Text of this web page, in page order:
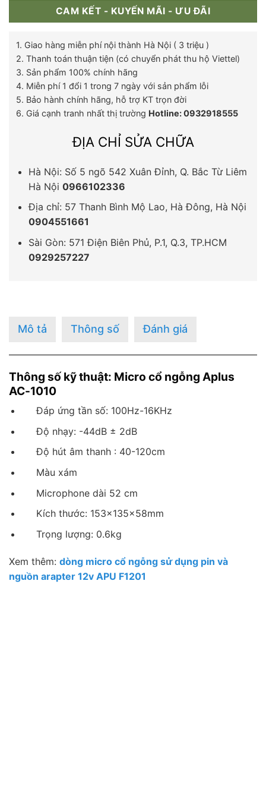
CAM KẾT - KUYẾN MÃI - ƯU ĐÃI
1. Giao hàng miễn phí nội thành Hà Nội ( 3 triệu )
2. Thanh toán thuận tiện (có chuyển phát thu hộ Viettel)
3. Sản phẩm 100% chính hãng
4. Miễn phí 1 đổi 1 trong 7 ngày với sản phẩm lỗi
5. Bảo hành chính hãng, hỗ trợ KT trọn đời
6. Giá cạnh tranh nhất thị trường Hotline: 0932918555
ĐỊA CHỈ SỬA CHỮA
Hà Nội: Số 5 ngõ 542 Xuân Đỉnh, Q. Bắc Từ Liêm
Hà Nội 0966102336
Địa chỉ: 57 Thanh Bình Mộ Lao, Hà Đông, Hà Nội
0904551661
Sài Gòn: 571 Điện Biên Phủ, P.1, Q.3, TP.HCM
0929257227
Mô tả Thông số Đánh giá
Thông số kỹ thuật: Micro cổ ngỗng Aplus
AC-1010
Đáp ứng tần số: 100Hz-16KHz
Độ nhạy: -44dB ± 2dB
Độ hút âm thanh : 40-120cm
Màu xám
Microphone dài 52 cm
Kích thước: 153x135x58mm
Trọng lượng: 0.6kg
Xem thêm: dòng micro cổ ngỗng sử dụng pin và
nguồn arapter 12v APU F1201